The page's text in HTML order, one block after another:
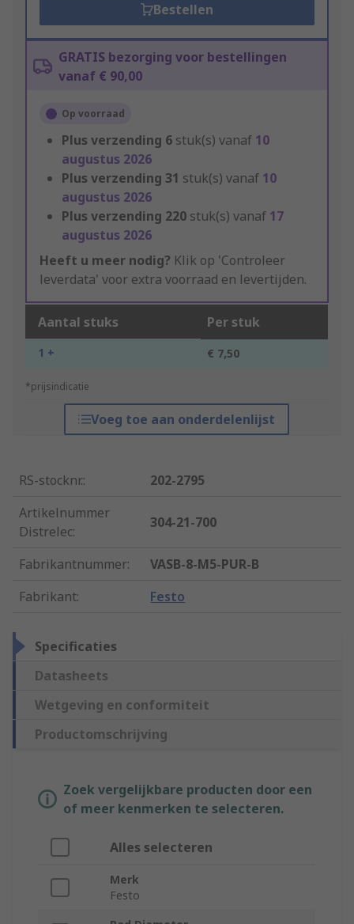
Bestellen
GRATIS bezorging voor bestellingen
vanaf € 90,00
Op voorraad
Plus verzending 6 stuk(s) vanaf 10
augustus 2026
Plus verzending 31 stuk(s) vanaf 10
augustus 2026
Plus verzending 220 stuk(s) vanaf 17
augustus 2026
Heeft u meer nodig? Klik op 'Controleer
leverdata' voor extra voorraad en levertijden.
Aantal stuks Per stuk
1 + € 7,50
*prijsindicatie
Voeg toe aan onderdelenlijst
RS-stocknr.:
202-2795
Artikelnummer
Distrelec:
304-21-700
Fabrikantnummer:
VASB-8-M5-PUR-B
Fabrikant: Festo
Specificaties
Datasheets
Wetgeving en conformiteit
Productomschrijving
Zoek vergelijkbare producten door een
of meer kenmerken te selecteren.
Alles selecteren
Merk
Festo